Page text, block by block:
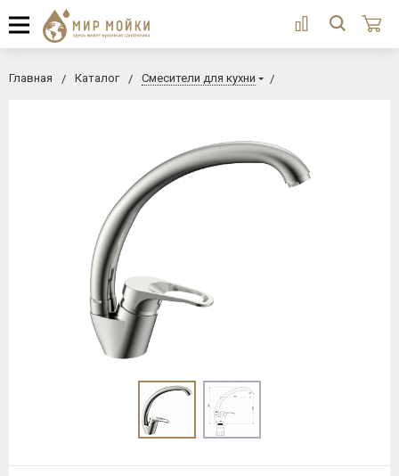
Главная Каталог Смесители для кухни